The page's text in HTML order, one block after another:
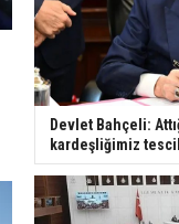
Devlet Bahçeli:
kardeşliğimiz